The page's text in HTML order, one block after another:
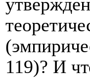
119)? И